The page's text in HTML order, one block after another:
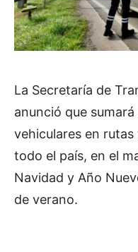
La Secretaría de
anunció que
vehiculares en
todo el país, en el
Navidad y Año
de verano.